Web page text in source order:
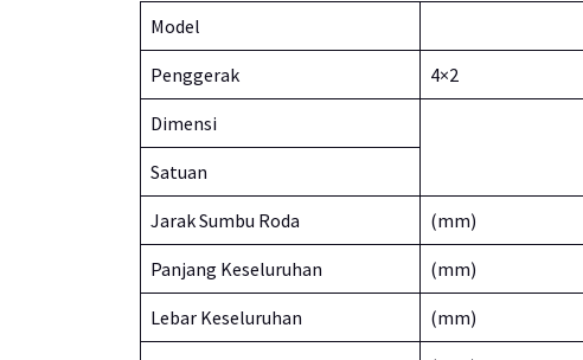
Model
Penggerak 4×2
Dimensi
Satuan
Jarak Sumbu Roda (mm)
Panjang Keseluruhan (mm)
Lebar Keseluruhan (mm)